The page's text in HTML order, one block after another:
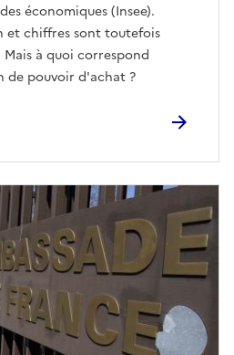
économiques (Insee).
et chiffres sont toutefois
à quoi correspond
de pouvoir d'achat ?